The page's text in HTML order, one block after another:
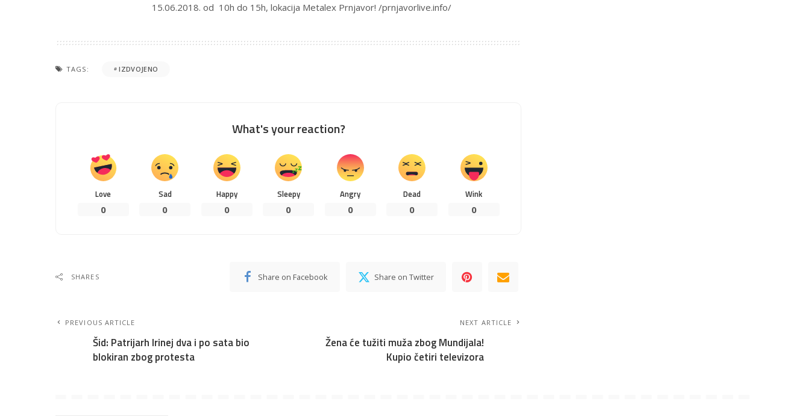
15.06.2018. od 10h do 15h, lokacija Metalex Prnjavor! /prnjavorlive.info/
TAGS: IZDVOJENO
What's your reaction?
Love
0
Sad
0
Happy
0
Sleepy
0
Angry
0
Dead
0
Wink
0
SHARES Share on Facebook Share on Twitter
PREVIOUS ARTICLE
Šid: Patrijarh Irinej dva i po sata bio
blokiran zbog protesta
NEXT ARTICLE
Žena će tužiti muža zbog Mundijala!
Kupio četiri televizora